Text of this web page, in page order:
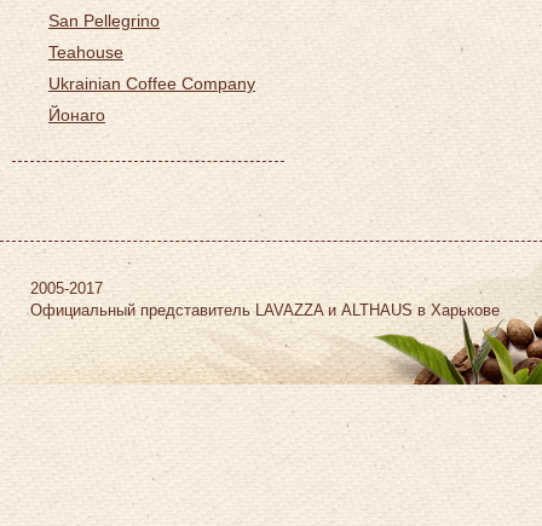
San Pellegrino
Teahouse
Ukrainian Coffee Company
Йонаго
2005-2017
Официальный представитель LAVAZZA и ALTHAUS в Харькове